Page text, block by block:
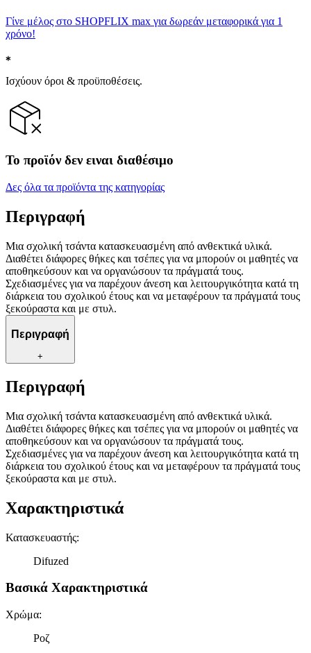
Γίνε μέλος στο SHOPFLIX max για δωρεάν μεταφορικά για 1
χρόνο!
Ισχύουν όροι & προϋποθέσεις.
Το προϊόν δεν ειναι διαθέσιμο
Δες όλα τα προϊόντα της κατηγορίας
Περιγραφή
Μια σχολική τσάντα κατασκευασμένη από ανθεκτικά υλικά.
Διαθέτει διάφορες θήκες και τσέπες για να μπορούν οι μαθητές να
αποθηκεύσουν και να οργανώσουν τα πράγματά τους.
Σχεδιασμένες για να παρέχουν άνεση και λειτουργικότητα κατά τη
διάρκεια του σχολικού έτους και να μεταφέρουν τα πράγματά τους
ξεκούραστα και με στυλ.
Περιγραφή
+
Περιγραφή
Μια σχολική τσάντα κατασκευασμένη από ανθεκτικά υλικά.
Διαθέτει διάφορες θήκες και τσέπες για να μπορούν οι μαθητές να
αποθηκεύσουν και να οργανώσουν τα πράγματά τους.
Σχεδιασμένες για να παρέχουν άνεση και λειτουργικότητα κατά τη
διάρκεια του σχολικού έτους και να μεταφέρουν τα πράγματά τους
ξεκούραστα και με στυλ.
Χαρακτηριστικά
Κατασκευαστής:
Difuzed
Βασικά Χαρακτηριστικά
Χρώμα:
Ροζ